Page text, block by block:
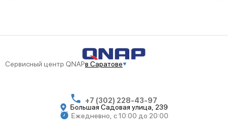
Сервисный центр QNAPв Саратове
+7 (302) 228-43-97
Большая Садовая улица, 239
Ежедневно, с 10:00 до 20:00